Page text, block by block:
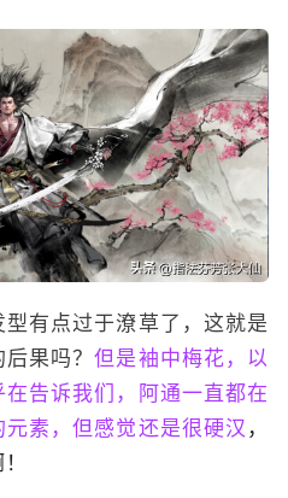
有点过于潦草了，这就是
后果吗？但是袖中梅花，以
告诉我们，阿通一直都在
素，但感觉还是很硬汉 ，